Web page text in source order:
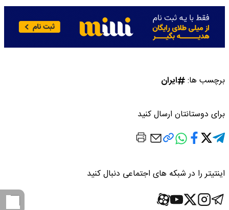
برچسب ها: ایران
برای دوستانتان ارسال کنید
اینتیتر را در شبکه های اجتماعی دنبال کنید